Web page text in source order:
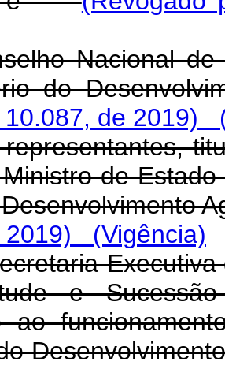
Nacional de
do
10.087, de 2019)
de
(Vigência)
e
ao